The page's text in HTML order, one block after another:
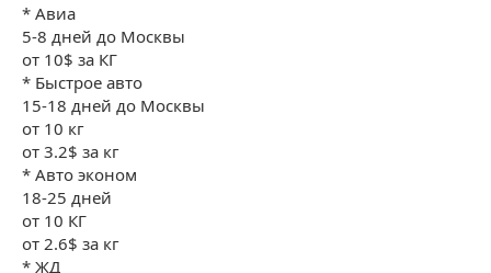
* Авиа
5-8 дней до Москвы
от 10$ за КГ
* Быстрое авто
15-18 дней до Москвы
от 10 кг
от 3.2$ за кг
* Авто эконом
18-25 дней
от 10 КГ
от 2.6$ за кг
* ЖД